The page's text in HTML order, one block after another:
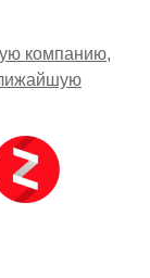
компанию